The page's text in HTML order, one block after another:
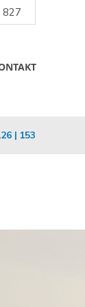
827
| 153